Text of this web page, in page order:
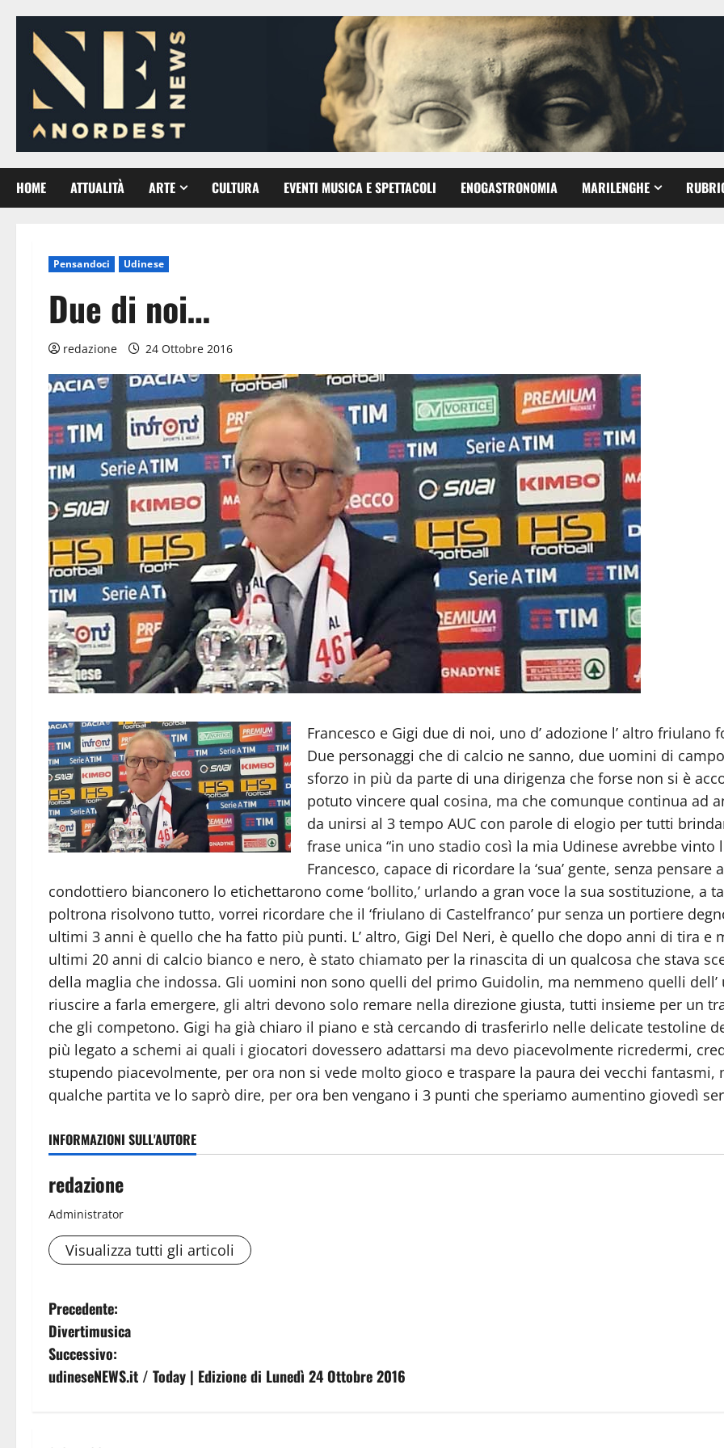
contenuto
HOME ATTUALITÀ ARTE CULTURA EVENTI MUSICA E SPETTACOLI ENOGASTRONOMIA MARILENGHE
Pensandoci Udinese
Due di noi…
redazione 24 Ottobre 2016
Francesco e Gigi due di noi, uno d’ adozione l’ altro
Due personaggi che di calcio ne sanno, due uomini di
sforzo in più da parte di una dirigenza che forse non si è
potuto vincere qual cosina, ma che comunque continua ad
da unirsi al 3 tempo AUC con parole di elogio per tutti
frase unica “in uno stadio così la mia Udinese avrebbe
Francesco, capace di ricordare la ‘sua’ gente, senza
condottiero bianconero lo etichettarono come ‘bollito,’ urlando a gran voce la sua sostituzione, a
poltrona risolvono tutto, vorrei ricordare che il ‘friulano di Castelfranco’ pur senza un portiere
ultimi 3 anni è quello che ha fatto più punti. L’ altro, Gigi Del Neri, è quello che dopo anni di tira
ultimi 20 anni di calcio bianco e nero, è stato chiamato per la rinascita di un qualcosa che stava
della maglia che indossa. Gli uomini non sono quelli del primo Guidolin, ma nemmeno quelli dell’
riuscire a farla emergere, gli altri devono solo remare nella direzione giusta, tutti insieme per un
che gli competono. Gigi ha già chiaro il piano e stà cercando di trasferirlo nelle delicate testoline
più legato a schemi ai quali i giocatori dovessero adattarsi ma devo piacevolmente ricredermi,
stupendo piacevolmente, per ora non si vede molto gioco e traspare la paura dei vecchi fantasmi,
qualche partita ve lo saprò dire, per ora ben vengano i 3 punti che speriamo aumentino giovedì
INFORMAZIONI SULL'AUTORE
redazione
Administrator
Visualizza tutti gli articoli
N
a
v
Precedente:
Divertimusica
Successivo:
udineseNEWS.it / Today | Edizione di Lunedì 24 Ottobre 2016